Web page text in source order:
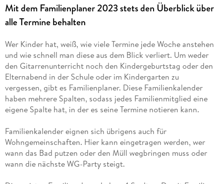
Mit dem Familienplaner 2023 stets den Überblick über
alle Termine behalten
Wer Kinder hat, weiß, wie viele Termine jede Woche anstehen
und wie schnell man diese aus dem Blick verliert. Um weder
den Gitarrenunterricht noch den Kindergeburtstag oder den
Elternabend in der Schule oder im Kindergarten zu
vergessen, gibt es Familienplaner. Diese Familienkalender
haben mehrere Spalten, sodass jedes Familienmitglied eine
eigene Spalte hat, in der es seine Termine notieren kann.
Familienkalender eignen sich übrigens auch für
Wohngemeinschaften. Hier kann eingetragen werden, wer
wann das Bad putzen oder den Müll wegbringen muss oder
wann die nächste WG-Party steigt.